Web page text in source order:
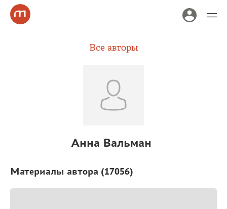
Анна Вальман
Все авторы
Материалы автора (17056)